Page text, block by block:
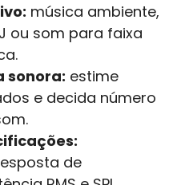
música ambiente,
ou som para faixa
sonora: estime
e decida número
de